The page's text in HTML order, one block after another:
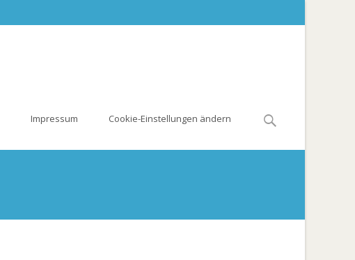
Impressum Cookie-Einstellungen ändern
Search